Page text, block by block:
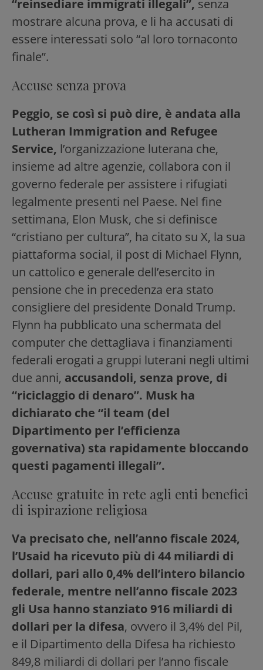
“reinsediare immigrati illegali”, senza
mostrare alcuna prova, e li ha accusati di
essere interessati solo “al loro tornaconto
finale”.
Accuse senza prova
Peggio, se così si può dire, è andata alla
Lutheran Immigration and Refugee
Service, l’organizzazione luterana che,
insieme ad altre agenzie, collabora con il
governo federale per assistere i rifugiati
legalmente presenti nel Paese. Nel fine
settimana, Elon Musk, che si definisce
“cristiano per cultura”, ha citato su X, la sua
piattaforma social, il post di Michael Flynn,
un cattolico e generale dell’esercito in
pensione che in precedenza era stato
consigliere del presidente Donald Trump.
Flynn ha pubblicato una schermata del
computer che dettagliava i finanziamenti
federali erogati a gruppi luterani negli ultimi
due anni, accusandoli, senza prove, di
“riciclaggio di denaro”. Musk ha
dichiarato che “il team (del
Dipartimento per l’efficienza
governativa) sta rapidamente bloccando
questi pagamenti illegali”.
Accuse gratuite in rete agli enti benefici
di ispirazione religiosa
Va precisato che, nell’anno fiscale 2024,
l’Usaid ha ricevuto più di 44 miliardi di
dollari, pari allo 0,4% dell’intero bilancio
federale, mentre nell’anno fiscale 2023
gli Usa hanno stanziato 916 miliardi di
dollari per la difesa, ovvero il 3,4% del Pil,
e il Dipartimento della Difesa ha richiesto
849,8 miliardi di dollari per l’anno fiscale